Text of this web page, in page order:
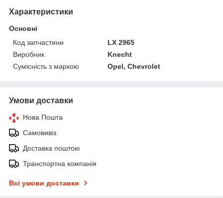
Характеристики
Основні
Код запчастини
LX 2965
Виробник
Knecht
Сумісність з маркою
Opel, Chevrolet
Умови доставки
Нова Пошта
Самовивіз
Доставка поштою
Транспортна компанія
Всі умови доставки